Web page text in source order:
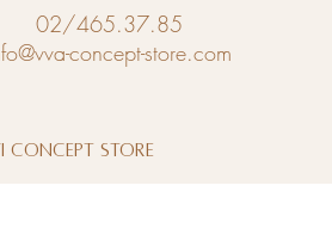
02/465.37.85
concept-store.com
Concept Store